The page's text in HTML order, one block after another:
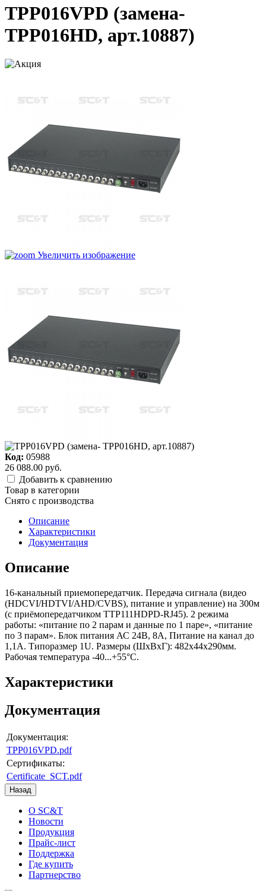
TPP016VPD (замена-
TPP016HD, арт.10887)
Увеличить изображение
Код: 05988
26 088.00 руб.
Добавить к сравнению
Товар в категории
Снято c производства
Описание
Характеристики
Документация
Описание
16-канальный приемопередатчик. Передача сигнала (видео
(HDCVI/HDTVI/AHD/CVBS), питание и управление) на 300м
(с приёмопередатчиком TTP111HDPD-RJ45). 2 режима
работы: «питание по 2 парам и данные по 1 паре», «питание
по 3 парам». Блок питания АС 24В, 8A, Питание на канал до
1,1А. Типоразмер 1U. Размеры (ШxВxГ): 482x44x290мм.
Рабочая температура -40...+55°C.
Характеристики
Документация
Документация:
TPP016VPD.pdf
Сертификаты:
Certificate_SCT.pdf
О SC&T
Новости
Продукция
Прайс-лист
Поддержка
Где купить
Партнерство